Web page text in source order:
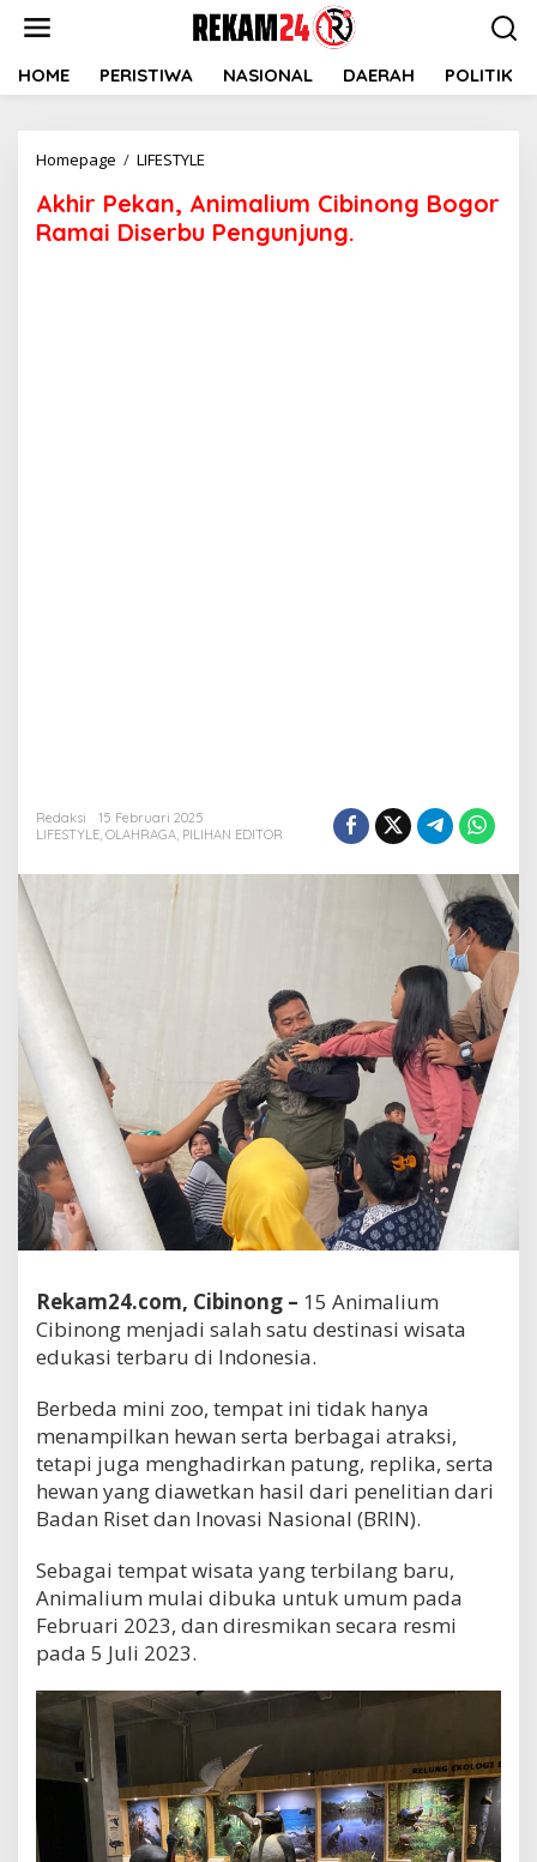
HOME PERISTIWA NASIONAL DAERAH POLITIK
Homepage / LIFESTYLE
Animalium
Cibinong
Akhir Pekan, Animalium Cibinong Bogor
Ramai Diserbu Pengunjung.
Redaksi
15 Februari 2025
LIFESTYLE, OLAHRAGA, PILIHAN EDITOR
Rekam24.com, Cibinong – 15 Animalium
Cibinong menjadi salah satu destinasi wisata
edukasi terbaru di Indonesia.
Berbeda mini zoo, tempat ini tidak hanya
menampilkan hewan serta berbagai atraksi,
tetapi juga menghadirkan patung, replika, serta
hewan yang diawetkan hasil dari penelitian dari
Badan Riset dan Inovasi Nasional (BRIN).
Sebagai tempat wisata yang terbilang baru,
Animalium mulai dibuka untuk umum pada
Februari 2023, dan diresmikan secara resmi
pada 5 Juli 2023.